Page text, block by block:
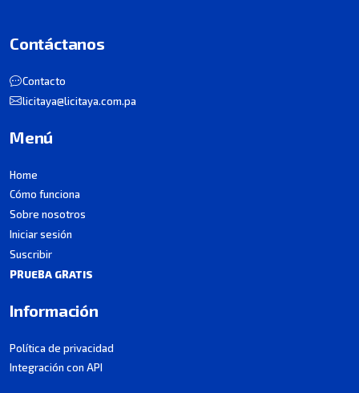
Contáctanos
Contacto
licitaya@licitaya.com.pa
Menú
Home
Cómo funciona
Sobre nosotros
Iniciar sesión
Suscribir
PRUEBA GRATIS
Información
Política de privacidad
Integración con API